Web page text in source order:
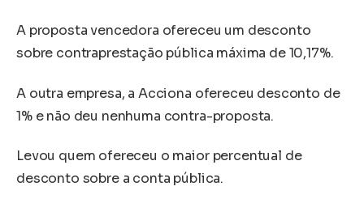
A proposta vencedora ofereceu um desconto
sobre contraprestação pública máxima de 10,17%.
A outra empresa, a Acciona ofereceu desconto de
1% e não deu nenhuma contra-proposta.
Levou quem ofereceu o maior percentual de
desconto sobre a conta pública.